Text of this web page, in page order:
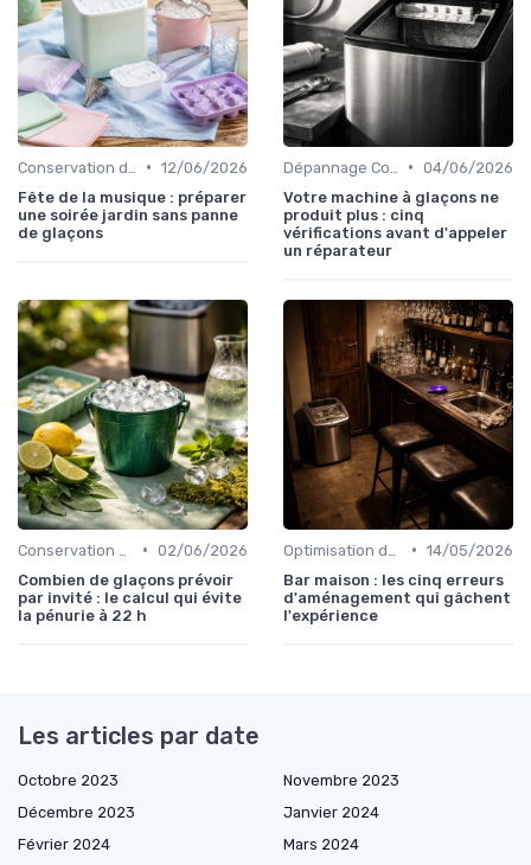
• 12/06/2026
Fête de la musique : préparer
une soirée jardin sans panne
de glaçons
• 04/06/2026
Votre machine à glaçons ne
produit plus : cinq
vérifications avant d'appeler
un réparateur
• 02/06/2026
Combien de glaçons prévoir
par invité : le calcul qui évite
la pénurie à 22 h
• 14/05/2026
Bar maison : les cinq erreurs
d'aménagement qui gâchent
l'expérience
Les articles par date
Octobre 2023
Novembre 2023
Décembre 2023
Janvier 2024
Février 2024
Mars 2024